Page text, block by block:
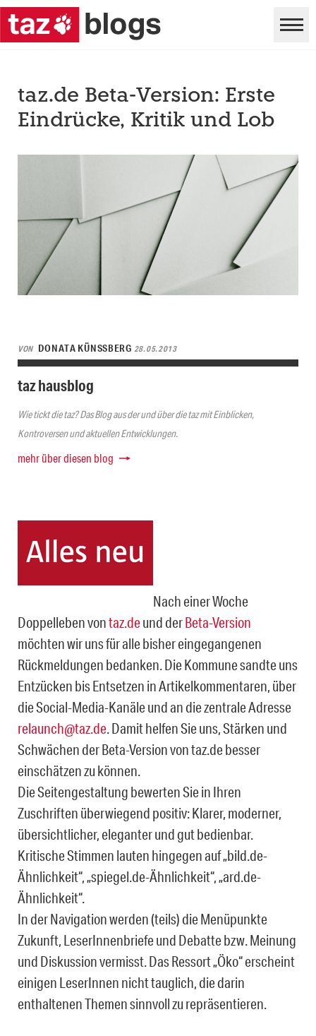
taz.de Beta-Version: Erste
Eindrücke, Kritik und Lob
VON DONATA KÜNSSBERG 28.05.2013
taz hausblog
Wie tickt die taz? Das Blog aus der und über die taz mit Einblicken,
Kontroversen und aktuellen Entwicklungen.
mehr über diesen blog
Nach einer Woche
Doppelleben vontaz.deund derBeta-Version
möchten wir uns für alle bisher eingegangenen
Rückmeldungen bedanken. Die Kommune sandte uns
Entzücken bis Entsetzen in Artikelkommentaren, über
die Social-Media-Kanäle und an die zentrale Adresse
relaunch@taz.de. Damit helfen Sie uns, Stärken und
Schwächen der Beta-Version von taz.de besser
einschätzen zu können.
Die Seitengestaltung bewerten Sie in Ihren
Zuschriften überwiegend positiv: Klarer, moderner,
übersichtlicher, eleganter und gut bedienbar.
Kritische Stimmen lauten hingegen auf „bild.de-
Ähnlichkeit“, „spiegel.de-Ähnlichkeit“, „ard.de-
Ähnlichkeit“.
In der Navigation werden (teils) die Menüpunkte
Zukunft, LeserInnenbriefe und Debatte bzw. Meinung
und Diskussion vermisst. Das Ressort „Öko“ erscheint
einigen LeserInnen nicht tauglich, die darin
enthaltenen Themen sinnvoll zu repräsentieren.